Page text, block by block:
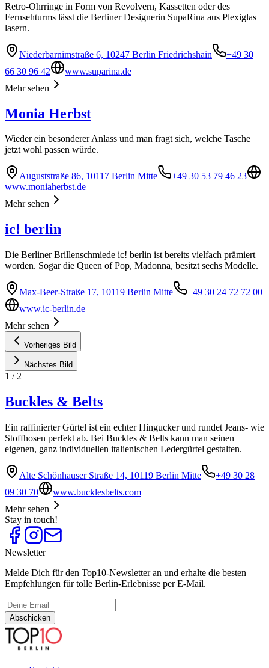
Retro-Ohrringe in Form von Revolvern, Kassetten oder des
Fernsehturms lässt die Berliner Designerin SupaRina aus Plexiglas
lasern.
Niederbarnimstraße 6, 10247 Berlin Friedrichshain
+49 30
66 30 96 42
www.suparina.de
Mehr sehen
Monia Herbst
Wieder ein besonderer Anlass und man fragt sich, welche Tasche
jetzt wohl passen würde.
Auguststraße 86, 10117 Berlin Mitte
+49 30 53 79 46 23
www.moniaherbst.de
Mehr sehen
ic! berlin
Die Berliner Brillenschmiede ic! berlin ist bereits vielfach prämiert
worden. Sogar die Queen of Pop, Madonna, besitzt sechs Modelle.
Max-Beer-Straße 17, 10119 Berlin Mitte
+49 30 24 72 72 00
www.ic-berlin.de
Mehr sehen
Vorheriges Bild
Nächstes Bild
1 / 2
Buckles & Belts
Ein raffinierter Gürtel ist ein echter Hingucker und rundet Jeans- wie
Stoffhosen perfekt ab. Bei Buckles & Belts kann man seinen
eigenen, ganz individuellen italienischen Ledergürtel gestalten.
Alte Schönhauser Straße 14, 10119 Berlin Mitte
+49 30 28
09 30 70
www.bucklesbelts.com
Mehr sehen
Stay in touch!
Newsletter
Melde Dich für den Top10-Newsletter an und erhalte die besten
Empfehlungen für tolle Berlin-Erlebnisse per E-Mail.
Abschicken